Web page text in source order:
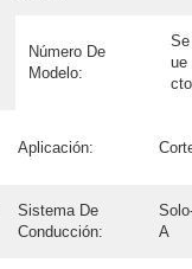
Número De
Modelo:
ue
Aplicación:
Sistema De
Conducción:
A